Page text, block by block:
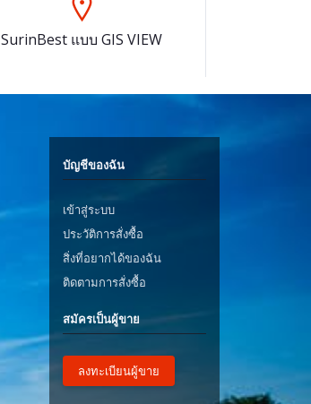
SurinBest แบบ GIS VIEW
บัญชีของฉัน
เข้าสู่ระบบ
ประวัติการสั่งซื้อ
สิ่งที่อยากได้ของฉัน
ติดตามการสั่งซื้อ
สมัครเป็นผู้ขาย
ลงทะเบียนผู้ขาย